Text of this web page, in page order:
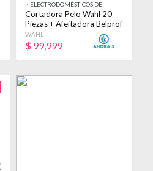
> ELECTRODOMÉSTICOS DE
BELLEZA
Cortadora Pelo Wahl 20
Piezas + Afeitadora Belprof
Negro/rojo
WAHL
$ 99,999